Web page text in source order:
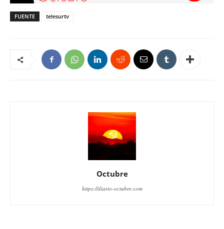
FUENTE telesurtv
Octubre
https://diario-octubre.com